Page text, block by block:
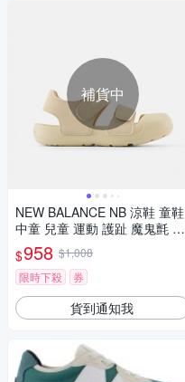
補貨中
NEW BALANCE NB 涼鞋 童鞋
中童 兒童 運動 護趾 魔鬼氈 米
色 YT809SS-W楦
$958 $1,008
限時下殺
券
貨到通知我